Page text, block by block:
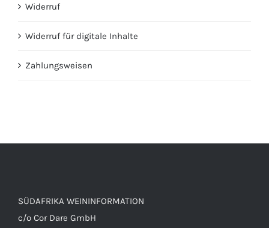
Widerruf
Widerruf für digitale Inhalte
Zahlungsweisen
SÜDAFRIKA WEININFORMATION
c/o Cor Dare GmbH